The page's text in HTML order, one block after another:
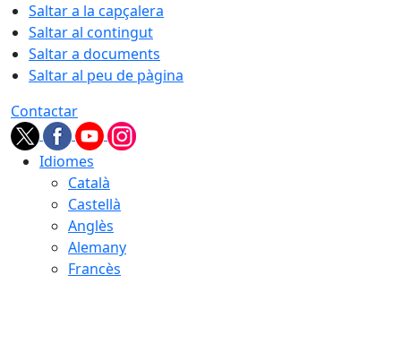
Saltar a la capçalera
Saltar al contingut
Saltar a documents
Saltar al peu de pàgina
Contactar
Idiomes
Català
Castellà
Anglès
Alemany
Francès